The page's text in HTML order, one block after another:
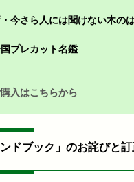
今さら人には聞けない木の
プレカット名鑑
入はこちらから
ンドブック」のお詫びと